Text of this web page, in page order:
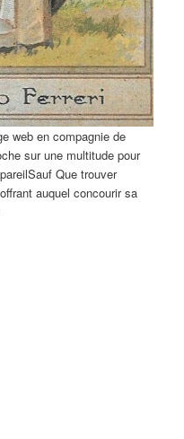
web en compagnie de
sur une multitude pour
Que trouver
auquel concourir sa